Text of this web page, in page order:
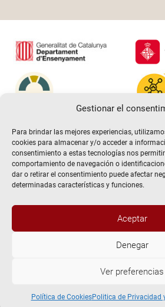
Gestionar el
Para brindar las mejores experiencias,
cookies para almacenar y/o acceder a
consentimiento a estas tecnologías nos
comportamiento de navegación o
dar o retirar el consentimiento puede afectar
determinadas características y funciones.
Aceptar
Denegar
Ver preferencias
Política de CookiesPolitica de Privacidad
Aviso Legal
Política de